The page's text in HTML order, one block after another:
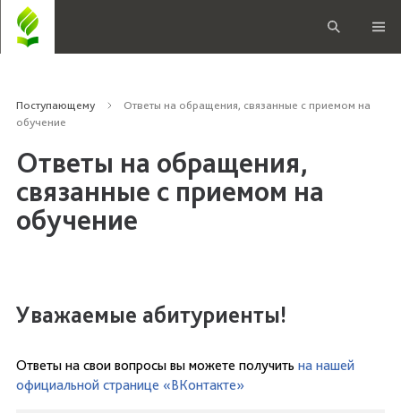
Поступающему
Ответы на обращения, связанные с приемом на
обучение
Ответы на обращения,
связанные с приемом на
обучение
Уважаемые абитуриенты!
Ответы на свои вопросы вы можете получить на нашей
официальной странице «ВКонтакте»